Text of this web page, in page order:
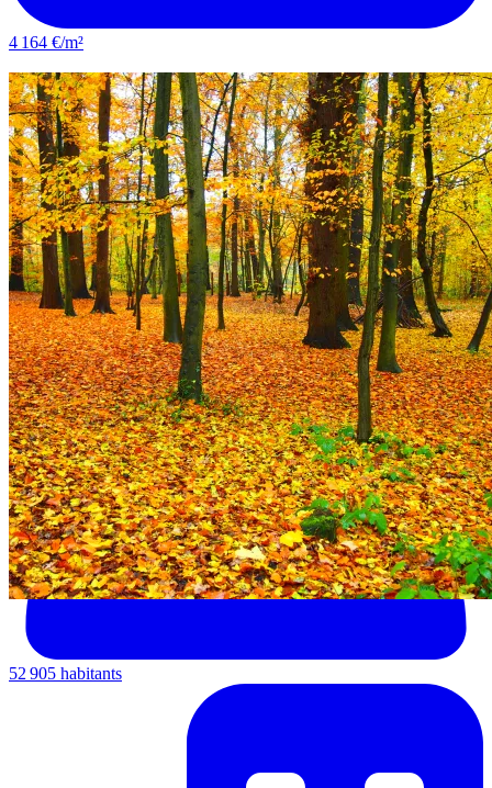
4 164 €/m²
Bondy
52 905 habitants